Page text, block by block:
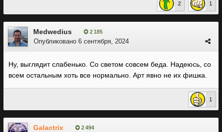
2 1
Medwedius 2 185
Опубликовано 6 сентября, 2024
Ну, выглядит слабенько. Со светом совсем беда. Надеюсь, со
всем остальным хоть все нормально. Арт явно не их фишка.
1
Galactrix 2 494